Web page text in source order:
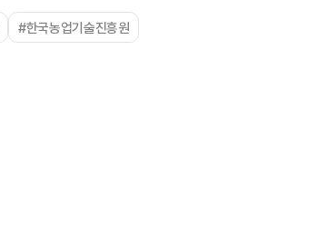
#한국농업기술진흥원